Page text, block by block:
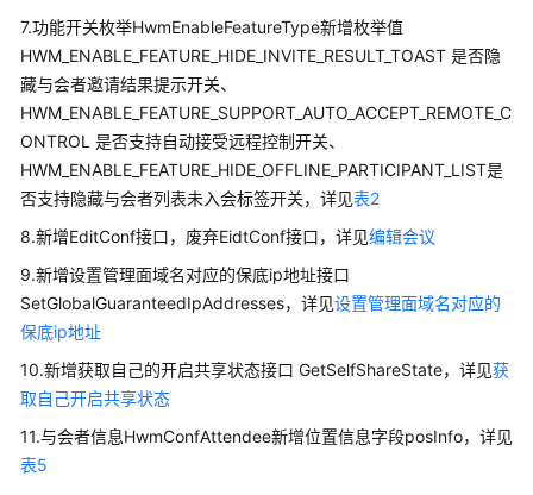
网
络
研
用
户
指
南
智
能
会
议
室
户
指
7.功能开关枚举HwmEnableFeatureType新增枚举值
HWM_ENABLE_FEATURE_HIDE_INVITE_RESULT_TOAST 是否隐
藏与会者邀请结果提示开关、
HWM_ENABLE_FEATURE_SUPPORT_AUTO_ACCEPT_REMOTE_C
ONTROL 是否支持自动接受远程控制开关、
HWM_ENABLE_FEATURE_HIDE_OFFLINE_PARTICIPANT_LIST是
否支持隐藏与会者列表未入会标签开关，详见表2
8.新增EditConf接口，废弃EidtConf接口，详见编辑会议
9.新增设置管理面域名对应的保底ip地址接口
SetGlobalGuaranteedIpAddresses，详见设置管理面域名对应的
保底ip地址
10.新增获取自己的开启共享状态接口 GetSelfShareState，详见获
取自己开启共享状态
11.与会者信息HwmConfAttendee新增位置信息字段posInfo，详见
表5